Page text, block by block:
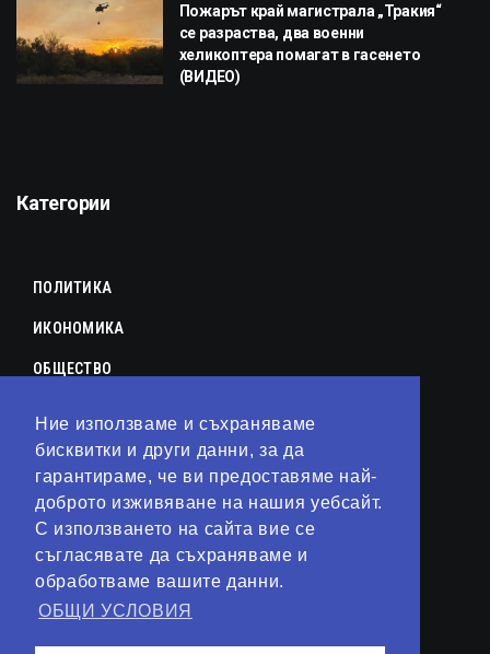
Ние използваме и съхраняваме
бисквитки и други данни, за да
гарантираме, че ви предоставяме най-
доброто изживяване на нашия уебсайт.
С използването на сайта вие се
съгласявате да съхраняваме и
обработваме вашите данни.
ОБЩИ УСЛОВИЯ
Пожарът край магистрала „Тракия“
се разраства, два военни
хеликоптера помагат в гасенето
(ВИДЕО)
Категории
ПОЛИТИКА
ИКОНОМИКА
ОБЩЕСТВО
КУЛТУРА
ЛАЙФСТАЙЛ
ТЕХНОЛОГИИ
АНАЛИЗИ
СВЯТ